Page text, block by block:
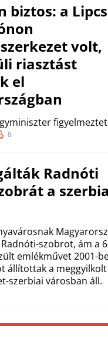
biztos: a
volt,
riasztást
el
8
Radnóti
a
szobrot, ám a
emlékművet 2001-
állítottak a
szerbiai városban áll.